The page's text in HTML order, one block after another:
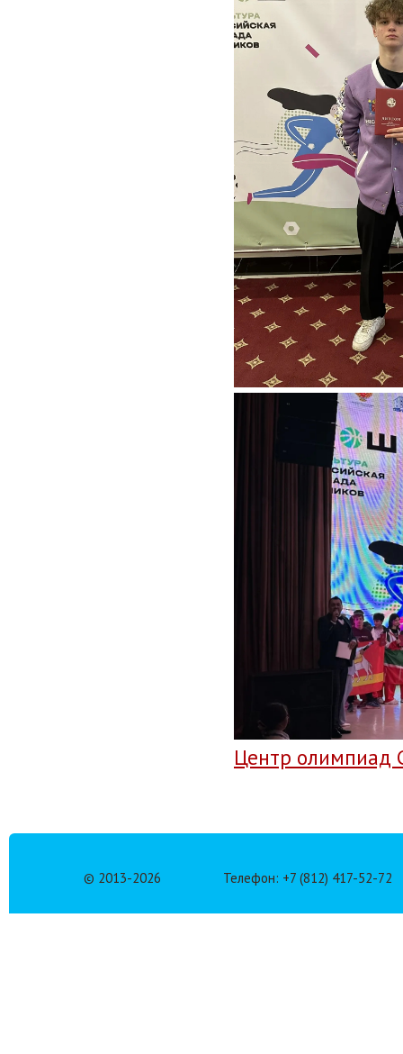
Центр олимпиад
© 2013-2026 Телефон: +7 (812) 417-52-72